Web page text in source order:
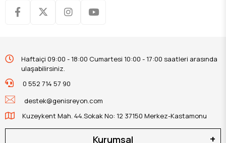
Haftaiçi 09:00 - 18:00 Cumartesi 10:00 - 17:00 saatleri arasında
ulaşabilirsiniz.
0 552 714 57 90
destek@genisreyon.com
Kuzeykent Mah. 44.Sokak No: 12 37150 Merkez-Kastamonu
Kurumsal